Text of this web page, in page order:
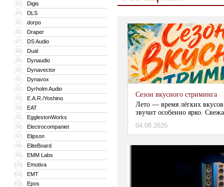
83 Digis
84 DLS
85 dorpo
86 Draper
87 DS Audio
88 Dual
89 Dynaudio
90 Dynavector
91 Dynavox
92 Dyrholm Audio
93 E.A.R./Yoshino
94 EAT
95 EgglestonWorks
96 Electrocompaniet
97 Elipson
98 EliteBoard
99 EMM Labs
100 Emotiva
101 EMT
102 Epos
Сезон вкусного стриминга
Лето — время лёгких
звучит особенно ярко.
04.08.2026